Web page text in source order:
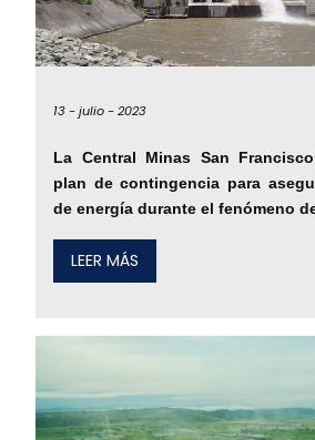
13 -julio -2023
La Central Minas San
plan de contingencia para
de energía durante el fenómeno
LEER MÁS